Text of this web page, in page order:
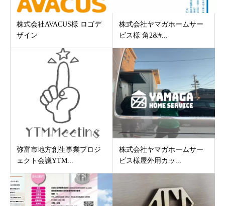
株式会社AVACUS様 ロゴデ
ザイン
株式会社ヤマガホームサー
ビス様 角2&#...
弥富市地方創生事業プロジ
ェクト会議YTM...
株式会社ヤマガホームサー
ビス様屋外用カッ...